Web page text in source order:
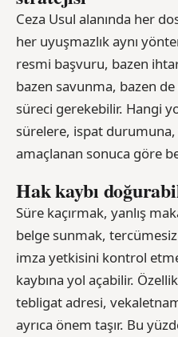
Ceza Usul alanında her
her uyuşmazlık aynı
resmi başvuru, bazen
bazen savunma, bazen
süreci gerekebilir. Hangi
sürelere, ispat
amaçlanan sonuca göre
Hak kaybı
Süre kaçırmak, yanlış
belge sunmak,
imza yetkisini kontrol
kaybına yol açabilir.
tebligat adresi,
ayrıca önem taşır. Bu